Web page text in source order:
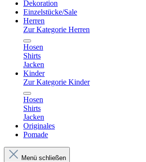
Dekoration
Einzelstücke/Sale
Herren
Zur Kategorie Herren
Hosen
Shirts
Jacken
Kinder
Zur Kategorie Kinder
Hosen
Shirts
Jacken
Originales
Pomade
Menü schließen